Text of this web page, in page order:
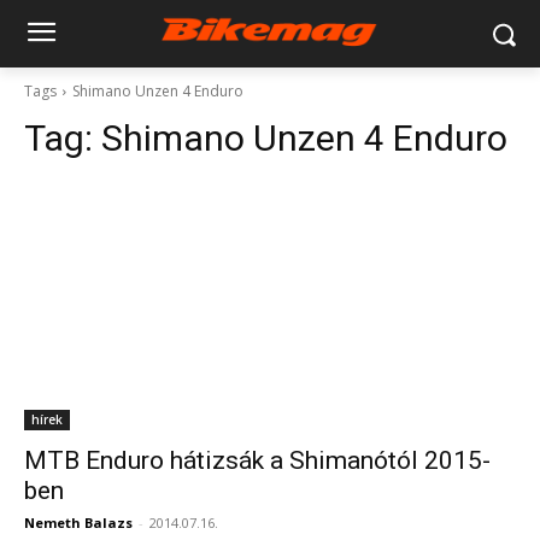
Tags Shimano Unzen 4 Enduro
Tag: Shimano Unzen 4 Enduro
hírek
MTB Enduro hátizsák a Shimanótól 2015-
ben
Nemeth Balazs - 2014.07.16.